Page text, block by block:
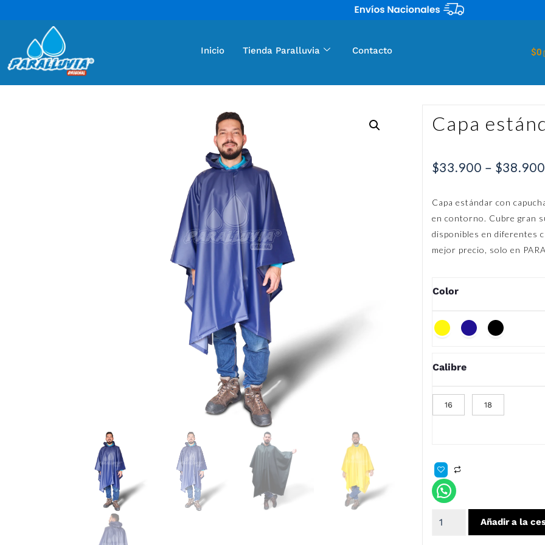
Inicio Tienda Paralluvia Contacto $0
Capa
$33.900 – $38.900
Capa estándar con
en contorno. Cubre gran
disponibles en diferentes
mejor precio, solo en
Color
Calibre
16 18
Añadir a la